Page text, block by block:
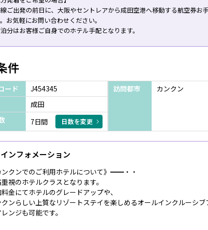
ご出発の前日に、大阪やセントレアから成田空港へ移動する航空券お
お気軽にお問い合わせください。
分はお客様ご自身でのホテル手配となります。
件
ード
J454345
成田
7日間 日数を変更
訪問都市 カンクン
インフォメーション
クンでのご利用ホテルについて》━━・・
視のホテルクラスとなります。
金にてホテルのグレードアップや、
ンらしい上質なリゾートステイを楽しめるオールインクルーシ
ンジも可能です。